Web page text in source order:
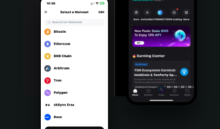
Português (Portugal)
Bahasa Indonesia
Português (Brasil)